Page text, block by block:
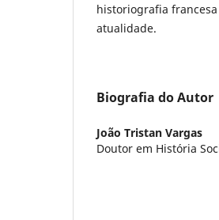
historiografia francesa
atualidade.
Biografia do Autor
João Tristan Vargas
Doutor em História